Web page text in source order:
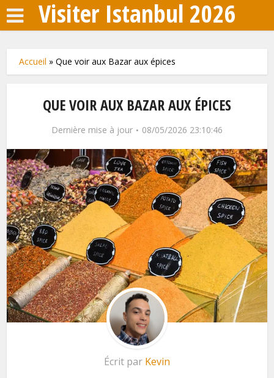
Visiter Istanbul 2026
Accueil »Que voir aux Bazar aux épices
QUE VOIR AUX BAZAR AUX ÉPICES
Dernière mise à jour 08/05/2026 23:10:46
Écrit par Kevin